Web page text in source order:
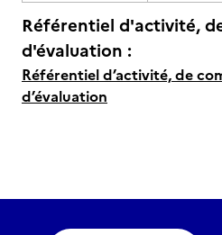
Référentiel d'activité,
d'évaluation :
Référentiel d’activité, de
d’évaluation